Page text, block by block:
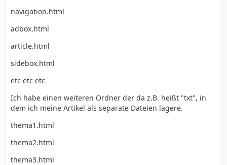
navigation.html
adbox.html
article.html
sidebox.html
etc etc etc
Ich habe einen weiteren Ordner der da z.B. heißt "txt", in
dem ich meine Artikel als separate Dateien lagere.
thema1.html
thema2.html
thema3.html